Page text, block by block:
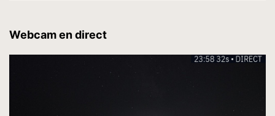
Webcam en direct